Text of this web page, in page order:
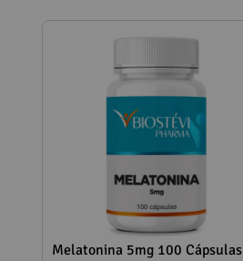
Melatonina 5mg 100 Cápsulas